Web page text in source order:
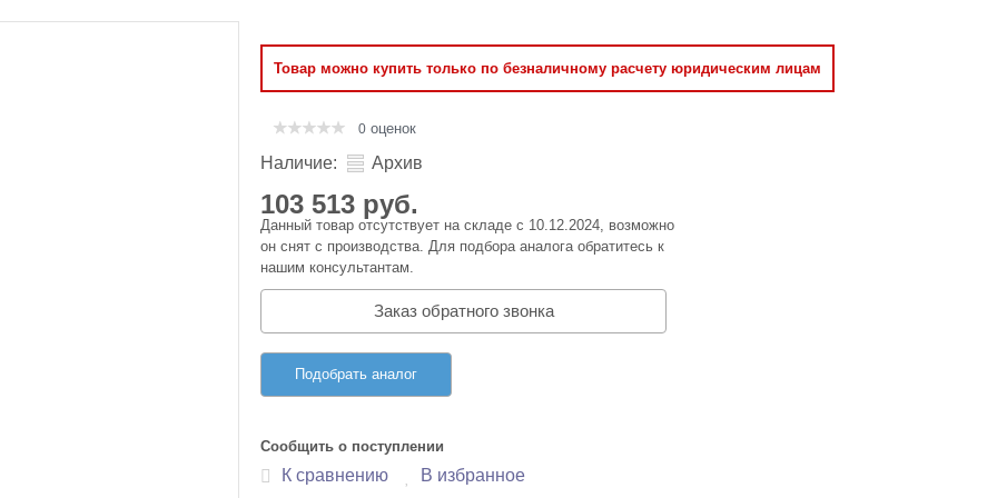
Товар можно купить только по безналичному расчету юридическим лицам
0 оценок
Наличие: Архив
103 513 руб.
Данный товар отсутствует на складе с 10.12.2024, возможно
он снят с производства. Для подбора аналога обратитесь к
нашим консультантам.
Заказ обратного звонка
Подобрать аналог
Сообщить о поступлении
К сравнению В избранное
память